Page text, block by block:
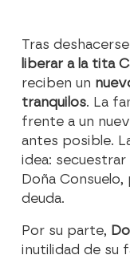
Tras
liberar a la tita
reciben un
tranquilos. La
frente a un
antes posible.
idea:
Doña Consuelo,
deuda.
Por su parte,
inutilidad de su